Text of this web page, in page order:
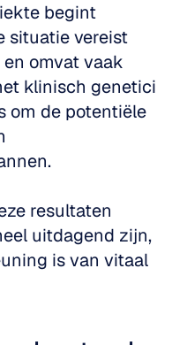
begint
situatie vereist
omvat vaak
klinisch genetici
om de potentiële
resultaten
uitdagend zijn,
is van vitaal